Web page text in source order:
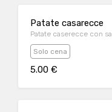
Patate casarecce
Patate caserecce con
Solo cena
5.00 €